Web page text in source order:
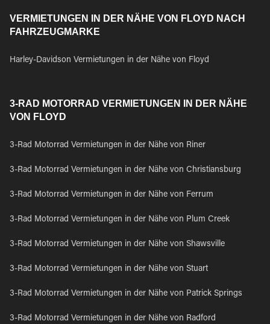
VERMIETUNGEN IN DER NÄHE VON FLOYD NACH
FAHRZEUGMARKE
Harley-Davidson Vermietungen in der Nähe von Floyd
3-RAD MOTORRAD VERMIETUNGEN IN DER NÄHE
VON FLOYD
3-Rad Motorrad Vermietungen in der Nähe von Riner
3-Rad Motorrad Vermietungen in der Nähe von Christiansburg
3-Rad Motorrad Vermietungen in der Nähe von Ferrum
3-Rad Motorrad Vermietungen in der Nähe von Plum Creek
3-Rad Motorrad Vermietungen in der Nähe von Shawsville
3-Rad Motorrad Vermietungen in der Nähe von Stuart
3-Rad Motorrad Vermietungen in der Nähe von Patrick Springs
3-Rad Motorrad Vermietungen in der Nähe von Radford